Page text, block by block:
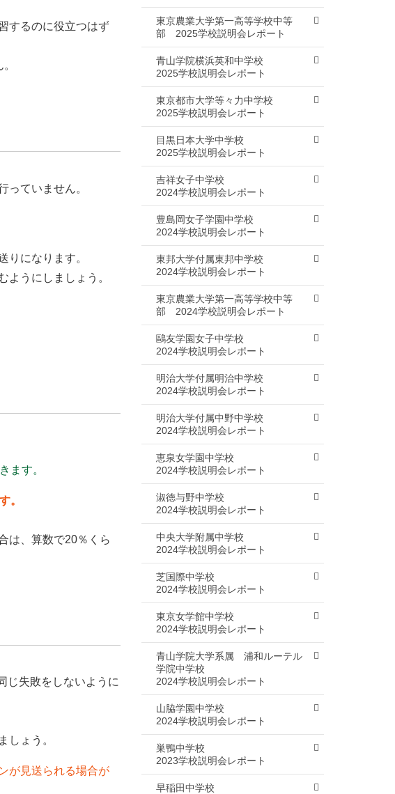
するのに役立つはず
っていません。
りになります。
ようにしましょう。
ます。
。
は、算数で20％くら
じ失敗をしないように
しょう。
が見送られる場合が
東京農業大学第一高等学校中等
部 2025学校説明会レポート
青山学院横浜英和中学校
2025学校説明会レポート
東京都市大学等々力中学校
2025学校説明会レポート
目黒日本大学中学校
2025学校説明会レポート
吉祥女子中学校
2024学校説明会レポート
豊島岡女子学園中学校
2024学校説明会レポート
東邦大学付属東邦中学校
2024学校説明会レポート
東京農業大学第一高等学校中等
部 2024学校説明会レポート
鷗友学園女子中学校
2024学校説明会レポート
明治大学付属明治中学校
2024学校説明会レポート
明治大学付属中野中学校
2024学校説明会レポート
恵泉女学園中学校
2024学校説明会レポート
淑徳与野中学校
2024学校説明会レポート
中央大学附属中学校
2024学校説明会レポート
芝国際中学校
2024学校説明会レポート
東京女学館中学校
2024学校説明会レポート
青山学院大学系属 浦和ルーテル
学院中学校
2024学校説明会レポート
山脇学園中学校
2024学校説明会レポート
巣鴨中学校
2023学校説明会レポート
早稲田中学校